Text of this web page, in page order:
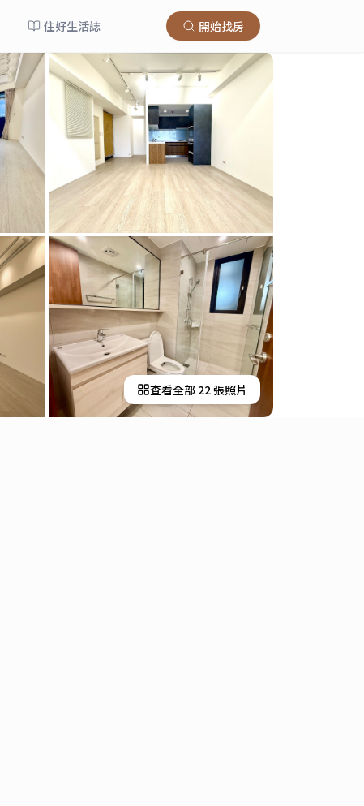
住好生活誌 開始找房
查看全部 22張照片